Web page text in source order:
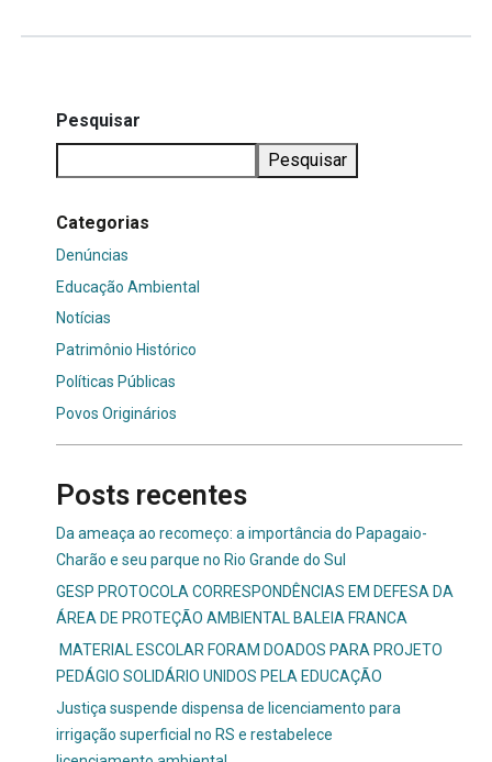
Pesquisar
Pesquisar
Categorias
Denúncias
Educação Ambiental
Notícias
Patrimônio Histórico
Políticas Públicas
Povos Originários
Posts recentes
Da ameaça ao recomeço: a importância do Papagaio-
Charão e seu parque no Rio Grande do Sul
GESP PROTOCOLA CORRESPONDÊNCIAS EM DEFESA DA
ÁREA DE PROTEÇÃO AMBIENTAL BALEIA FRANCA
MATERIAL ESCOLAR FORAM DOADOS PARA PROJETO
PEDÁGIO SOLIDÁRIO UNIDOS PELA EDUCAÇÃO
Justiça suspende dispensa de licenciamento para
irrigação superficial no RS e restabelece